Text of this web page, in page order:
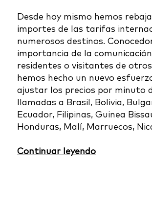
Desde hoy mismo hemos
importes de las tarifas
numerosos destinos.
importancia de la
residentes o visitantes de
hemos hecho un nuevo
ajustar los precios por minuto
llamadas a Brasil, Bolivia,
Ecuador, Filipinas, Guinea
Honduras, Malí, Marruecos,
Continuar leyendo